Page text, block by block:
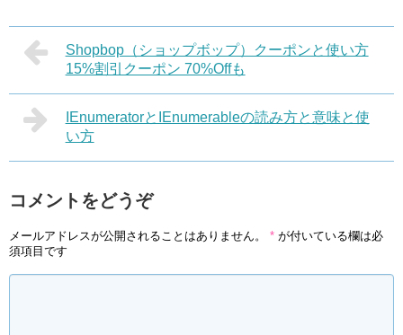
Shopbop（ショップボップ）クーポンと使い方
15%割引クーポン 70%Offも
IEnumeratorとIEnumerableの読み方と意味と使
い方
コメントをどうぞ
メールアドレスが公開されることはありません。 * が付いている欄は必
須項目です